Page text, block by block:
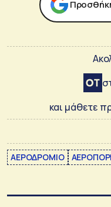
και μάθετε
ΑΕΡΟΔΡΟΜΙΟ